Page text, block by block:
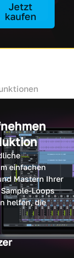
Jetzt
kaufen
einfachen
Mastern Ihrer
Loops
helfen, die